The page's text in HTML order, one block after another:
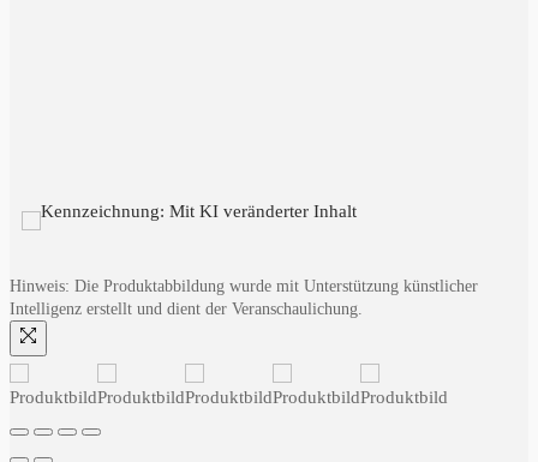
Hinweis: Die Produktabbildung wurde mit Unterstützung künstlicher
Intelligenz erstellt und dient der Veranschaulichung.